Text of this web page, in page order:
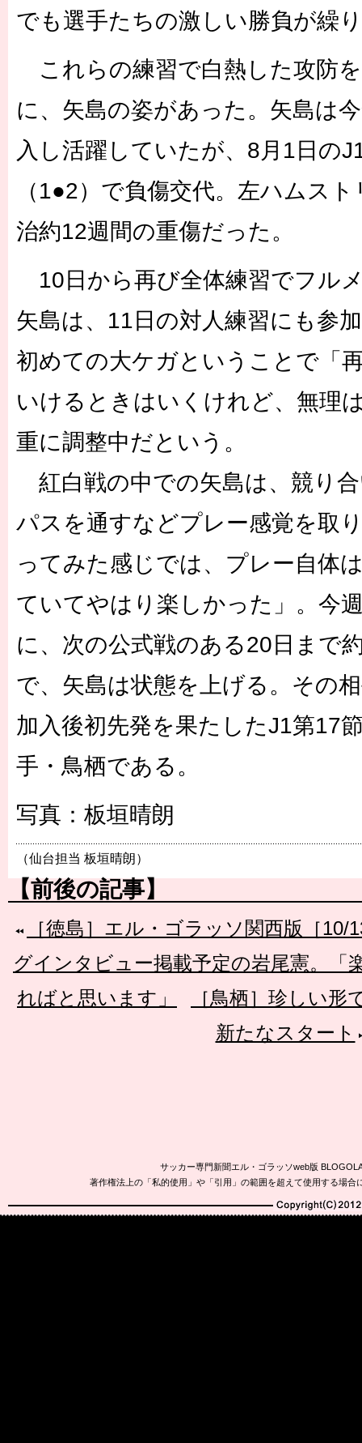
でも選手たちの激しい勝負が繰
これらの練習で白熱した攻防
に、矢島の姿があった。矢島は
入し活躍していたが、8月1日の
（1●2）で負傷交代。左ハムス
治約12週間の重傷だった。
10日から再び全体練習でフル
矢島は、11日の対人練習にも参
初めての大ケガということで「
いけるときはいくけれど、無理
重に調整中だという。
紅白戦の中での矢島は、競り
パスを通すなどプレー感覚を取
ってみた感じでは、プレー自体
ていてやはり楽しかった」。今
に、次の公式戦のある20日まで
で、矢島は状態を上げる。その
加入後初先発を果たしたJ1第17
手・鳥栖である。
写真：板垣晴朗
（仙台担当 板垣晴朗）
【前後の記事】
［徳島］エル・ゴラッソ関西版［10/
グインタビュー掲載予定の岩尾憲。「
ればと思います」
［鳥栖］珍しい形
新たなスタート
サッカー専門新聞エル・ゴラッソweb版
著作権法上の「私的使用」や「引用」の範囲を超えて使用する場
Copyright(C)2010-